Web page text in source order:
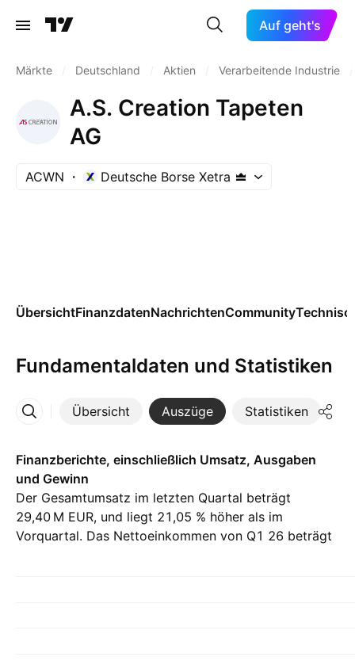
Auf geht's
Märkte Deutschland Aktien Verarbeitende Industrie
A.S. Creation Tapeten
AG
ACWN Deutsche Borse Xetra
ÜbersichtFinanzdatenNachrichtenCommunity
Fundamentaldaten und Statistiken
Übersicht Auszüge Statistiken
Mehr
Finanzberichte, einschließlich Umsatz, Ausgaben
und Gewinn
Der Gesamtumsatz im letzten Quartal beträgt
‪29,40 M‬ EUR, und liegt 21,05 % höher als im
Vorquartal. Das Nettoeinkommen von Q1 26 beträgt